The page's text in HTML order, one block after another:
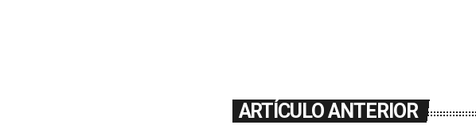
ARTÍCULO ANTERIOR